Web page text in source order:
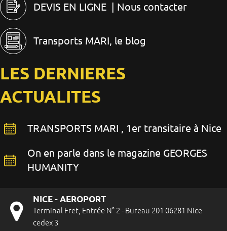
DEVIS EN LIGNE | Nous contacter
Transports MARI, le blog
LES DERNIERES
ACTUALITES
TRANSPORTS MARI , 1er transitaire à Nice
On en parle dans le magazine GEORGES
HUMANITY
NICE - AEROPORT
Terminal Fret, Entrée N° 2 - Bureau 201 06281 Nice
cedex 3